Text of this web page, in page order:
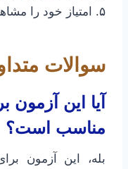
۵. امتیاز خود را مشاهده و پیشرفت را دنبال کنید
سوالات
آیا این
مناسب است؟
بله، این آزمون